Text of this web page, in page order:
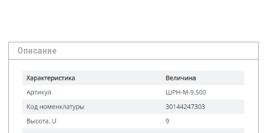
Описание